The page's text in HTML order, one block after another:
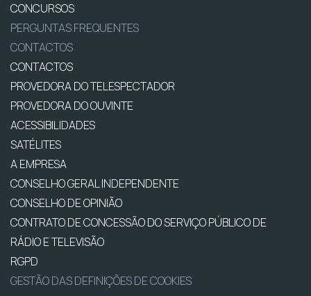
CONCURSOS
PERGUNTAS FREQUENTES
CONTACTOS
CONTACTOS
PROVEDORA DO TELESPECTADOR
PROVEDORA DO OUVINTE
ACESSIBILIDADES
SATÉLITES
A EMPRESA
CONSELHO GERAL INDEPENDENTE
CONSELHO DE OPINIÃO
CONTRATO DE CONCESSÃO DO SERVIÇO PÚBLICO DE
RÁDIO E TELEVISÃO
RGPD
GESTÃO DAS DEFINIÇÕES DE COOKIES